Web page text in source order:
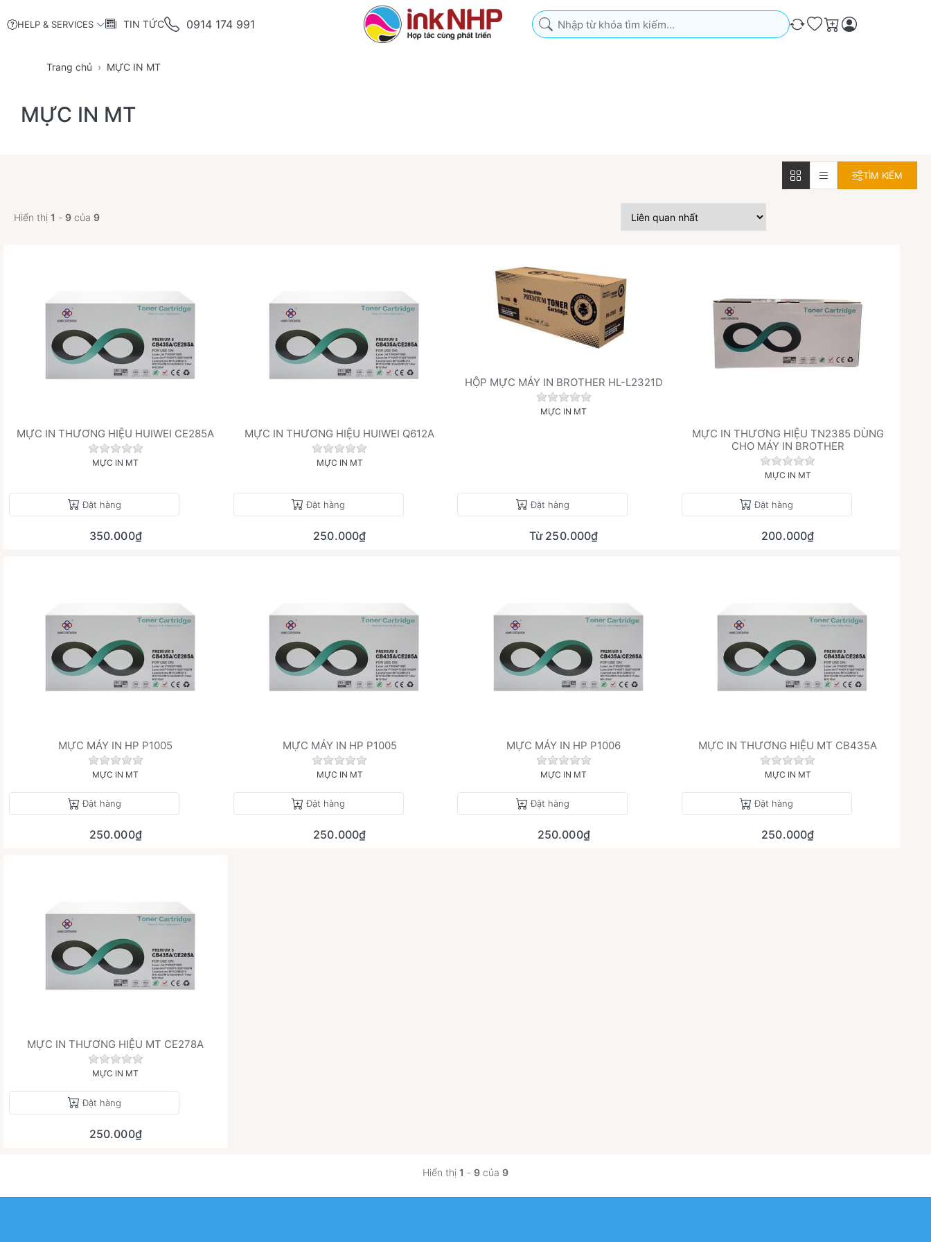
HELP & SERVICES TIN TỨC 0914 174 991
Nhập từ khóa tìm kiếm. Kết quả sẽ tự động xuất hiện khi bạn nhập. Nhấn phím
So sánh
Ưa thích
Giỏ hàng
Trang chủ MỰC IN MT
MỰC IN MT
Hiển thị 1 - 9 của 9
TÌM KIẾM
MỰC IN THƯƠNG HIỆU HUIWEI CE285A
Chưa có đánh giá nào cho sản phẩm này.
MỰC IN MT
Đặt hàng
350.000₫
MỰC IN THƯƠNG HIỆU HUIWEI Q612A
Chưa có đánh giá nào cho sản phẩm này.
MỰC IN MT
Đặt hàng
250.000₫
HỘP MỰC MÁY IN BROTHER HL-L2321D
Chưa có đánh giá nào cho sản phẩm này.
MỰC IN MT
Đặt hàng
Từ 250.000₫
MỰC IN THƯƠNG HIỆU TN2385 DÙNG
CHO MÁY IN BROTHER
Chưa có đánh giá nào cho
MỰC IN MT
Đặt hàng
200.000₫
MỰC MÁY IN HP P1005
Chưa có đánh giá nào cho sản phẩm này.
MỰC IN MT
Đặt hàng
250.000₫
MỰC MÁY IN HP P1005
Chưa có đánh giá nào cho sản phẩm này.
MỰC IN MT
Đặt hàng
250.000₫
MỰC MÁY IN HP P1006
Chưa có đánh giá nào cho sản phẩm này.
MỰC IN MT
Đặt hàng
250.000₫
MỰC IN THƯƠNG HIỆU MT CB435A
Chưa có đánh giá nào cho
MỰC IN MT
Đặt hàng
250.000₫
MỰC IN THƯƠNG HIỆU MT CE278A
Chưa có đánh giá nào cho sản phẩm này.
MỰC IN MT
Đặt hàng
250.000₫
Hiển thị 1 - 9 của 9